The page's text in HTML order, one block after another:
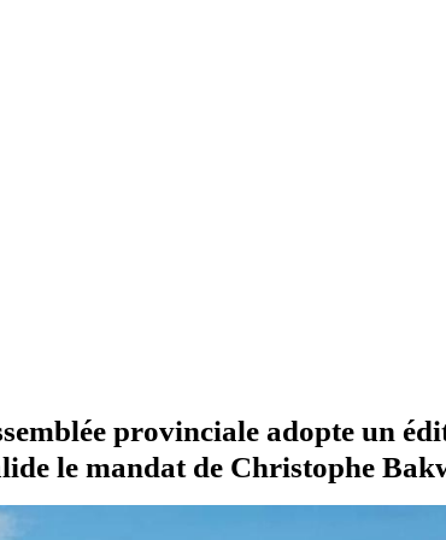
provinciale adopte un
le mandat de Christophe